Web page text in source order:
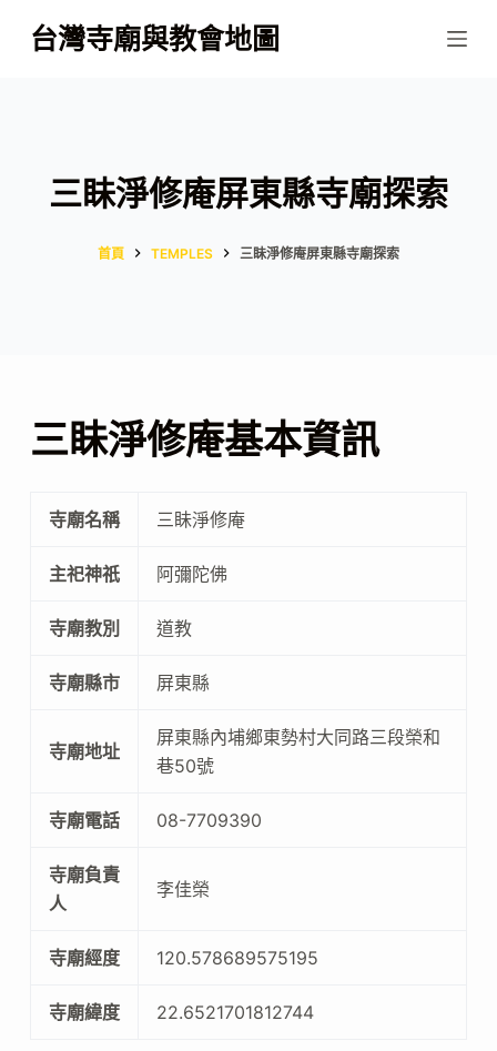
跳
至
台灣寺廟與教會地圖
三眛淨修庵屏東縣寺廟探索
首頁 TEMPLES 三眛淨修庵屏東縣寺廟探索
三眛淨修庵基本資訊
寺廟名稱 三眛淨修庵
主祀神祇 阿彌陀佛
寺廟教別 道教
寺廟縣市 屏東縣
寺廟地址
屏東縣內埔鄉東勢村大同路三段榮和
巷50號
寺廟電話 08-7709390
寺廟負責
人
李佳榮
寺廟經度 120.578689575195
寺廟緯度 22.6521701812744